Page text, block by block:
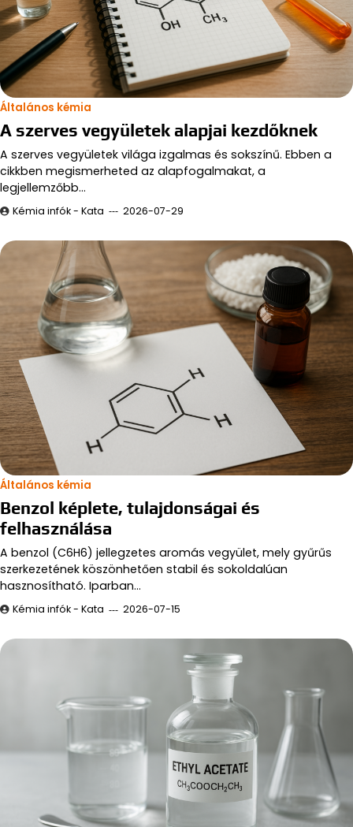
Általános kémia
A szerves vegyületek alapjai kezdőknek
A szerves vegyületek világa izgalmas és sokszínű. Ebben a
cikkben megismerheted az alapfogalmakat, a
legjellemzőbb…
Kémia infók - Kata 2026-07-29
Általános kémia
Benzol képlete, tulajdonságai és
felhasználása
A benzol (C6H6) jellegzetes aromás vegyület, mely gyűrűs
szerkezetének köszönhetően stabil és sokoldalúan
hasznosítható. Iparban…
Kémia infók - Kata 2026-07-15